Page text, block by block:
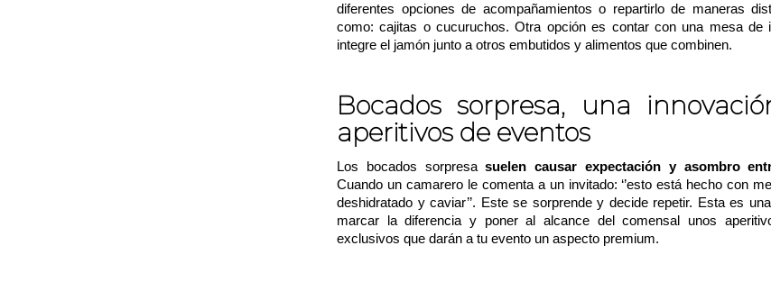
diferentes opciones de acompañamientos o repartirlo de maneras
como: cajitas o cucuruchos. Otra opción es contar con una mesa de
integre el jamón junto a otros embutidos y alimentos que combinen.
Bocados sorpresa, una
aperitivos de eventos
Los bocados sorpresasuelen causar expectación y asombro
Cuando un camarero le comenta a un invitado: ‘’esto está hecho con
deshidratado y caviar’’. Este se sorprende y decide repetir. Esta es
marcar la diferencia y poner al alcance del comensal unos
exclusivos que darán a tu evento un aspecto premium.